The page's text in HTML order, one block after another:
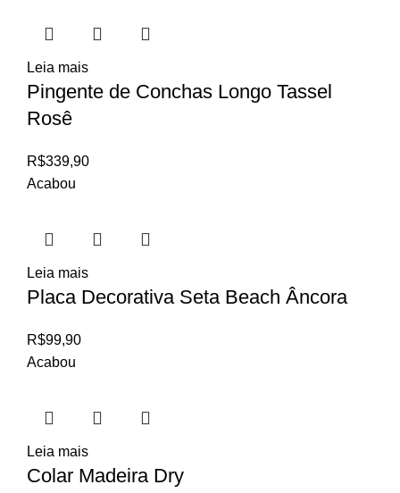
Leia mais
Pingente de Conchas Longo Tassel
Rosê
R$339,90
Acabou
Leia mais
Placa Decorativa Seta Beach Âncora
R$99,90
Acabou
Leia mais
Colar Madeira Dry